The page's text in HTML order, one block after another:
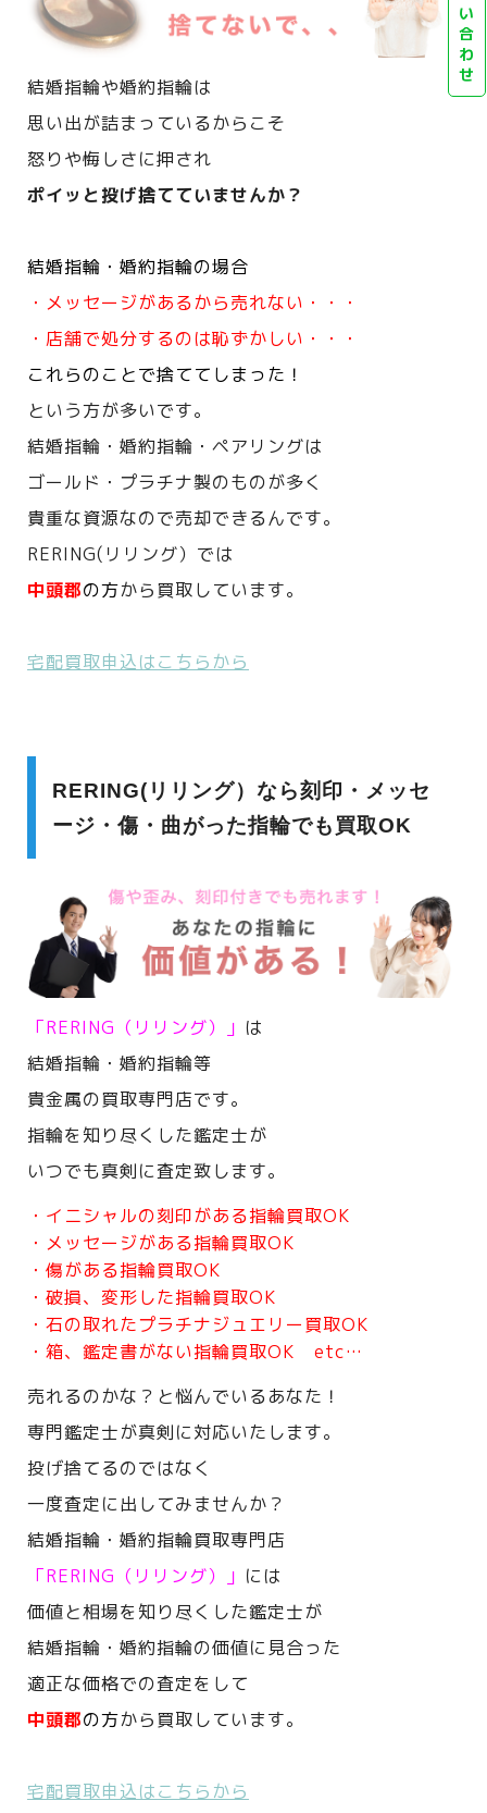
結婚指輪や婚約指輪は
思い出が詰まっているからこそ
怒りや悔しさに押され
ポイッと投げ捨てていませんか？
結婚指輪・婚約指輪の場合
・メッセージがあるから売れない・・・
・店舗で処分するのは恥ずかしい・・・
これらのことで捨ててしまった！
という方が多いです。
結婚指輪・婚約指輪・ペアリングは
ゴールド・プラチナ製のものが多く
貴重な資源なので売却できるんです。
RERING(リリング）では
中頭郡の方から買取しています。
宅配買取申込はこちらから
RERING(リリング）なら刻印・メッセ
ージ・傷・曲がった指輪でも買取OK
「RERING（リリング）」 は
結婚指輪・婚約指輪等
貴金属の買取専門店です。
指輪を知り尽くした鑑定士が
いつでも真剣に査定致します。
・イニシャルの刻印がある指輪買取OK
・メッセージがある指輪買取OK
・傷がある指輪買取OK
・破損、変形した指輪買取OK
・石の取れたプラチナジュエリー買取OK
・箱、鑑定書がない指輪買取OK etc…
売れるのかな？と悩んでいるあなた！
専門鑑定士が真剣に対応いたします。
投げ捨てるのではなく
一度査定に出してみませんか？
結婚指輪・婚約指輪買取専門店
「RERING（リリング）」 には
価値と相場を知り尽くした鑑定士が
結婚指輪・婚約指輪の価値に見合った
適正な価格での査定をして
中頭郡の方から買取しています。
宅配買取申込はこちらから
い
合
わ
せ